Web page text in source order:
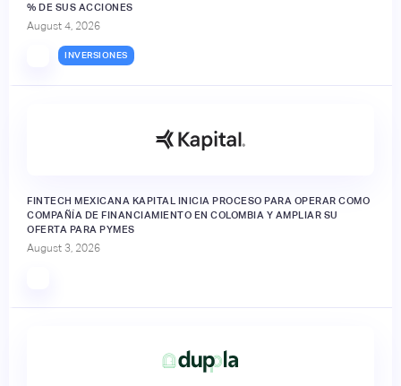
% DE SUS ACCIONES
August 4, 2026
INVERSIONES
FINTECH MEXICANA KAPITAL INICIA PROCESO PARA OPERAR COMO
COMPAÑÍA DE FINANCIAMIENTO EN COLOMBIA Y AMPLIAR SU
OFERTA PARA PYMES
August 3, 2026